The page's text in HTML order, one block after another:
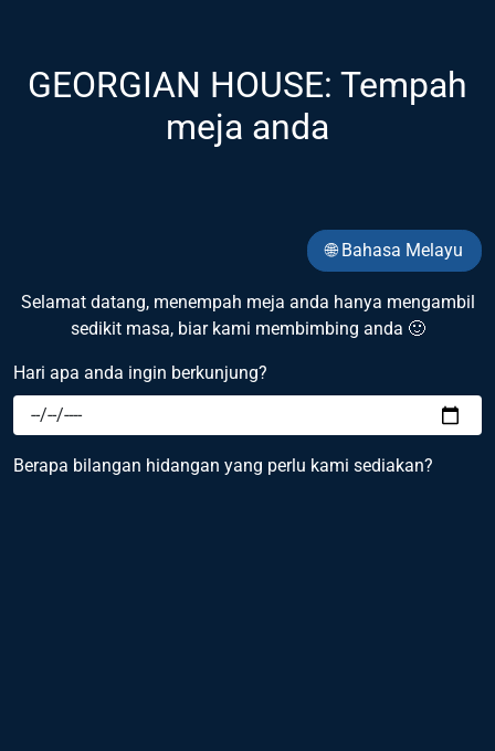
GEORGIAN HOUSE: Tempah
meja anda
🌐 Bahasa Melayu
Selamat datang, menempah meja anda hanya mengambil
sedikit masa, biar kami membimbing anda 🙂
Hari apa anda ingin berkunjung?
Berapa bilangan hidangan yang perlu kami sediakan?